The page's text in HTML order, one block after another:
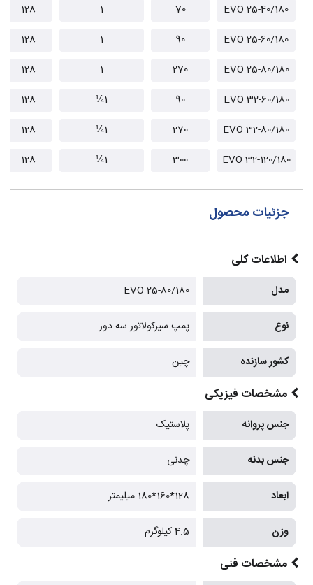
EVO 25-40/180
70
1
128
EVO 25-60/180
90
1
128
EVO 25-80/180
270
1
128
EVO 32-60/180
90
1¼
128
EVO 32-80/180
270
1¼
128
EVO 32-120/180
300
1¼
128
جزئیات محصول
اطلاعات کلی
مدل EVO 25-80/180
نوع پمپ سیرکولاتور سه دور
کشور سازنده چین
مشخصات فیزیکی
جنس پروانه پلاستیک
جنس بدنه چدنی
ابعاد 128*160*180 میلیمتر
وزن 4.5 کیلوگرم
مشخصات فنی